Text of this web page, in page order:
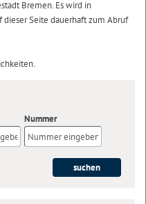
Bremen. Es wird in
Seite dauerhaft zum Abruf
Nummer